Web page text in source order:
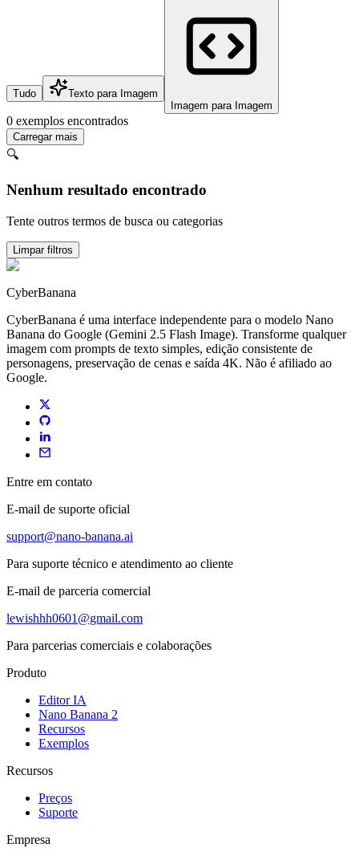
Tudo
Texto para Imagem
Imagem para Imagem
0 exemplos encontrados
Carregar mais
🔍
Nenhum resultado encontrado
Tente outros termos de busca ou categorias
Limpar filtros
CyberBanana
CyberBanana é uma interface independente para o modelo Nano
Banana do Google (Gemini 2.5 Flash Image). Transforme qualquer
imagem com prompts de texto simples, edição consistente de
personagens, preservação de cenas e saída 4K. Não é afiliado ao
Google.
Entre em contato
E-mail de suporte oficial
support@nano-banana.ai
Para suporte técnico e atendimento ao cliente
E-mail de parceria comercial
lewishhh0601@gmail.com
Para parcerias comerciais e colaborações
Produto
Editor IA
Nano Banana 2
Recursos
Exemplos
Recursos
Preços
Suporte
Empresa